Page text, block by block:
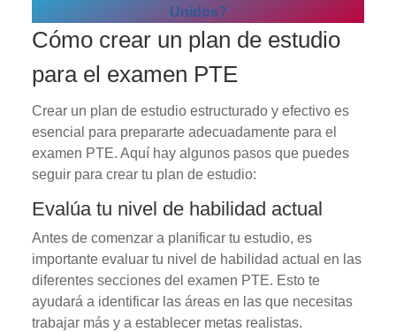
Unidos?
Cómo crear un plan de estudio
para el examen PTE
Crear un plan de estudio estructurado y efectivo es
esencial para prepararte adecuadamente para el
examen PTE. Aquí hay algunos pasos que puedes
seguir para crear tu plan de estudio:
Evalúa tu nivel de habilidad actual
Antes de comenzar a planificar tu estudio, es
importante evaluar tu nivel de habilidad actual en las
diferentes secciones del examen PTE. Esto te
ayudará a identificar las áreas en las que necesitas
trabajar más y a establecer metas realistas.